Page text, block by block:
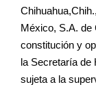
México, S.A. de
constitución y
la Secretaría de
sujeta a la